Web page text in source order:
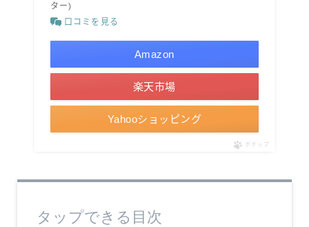
ター)
口コミを見る
Amazon
楽天市場
Yahooショッピング
ポチップ
タップできる目次